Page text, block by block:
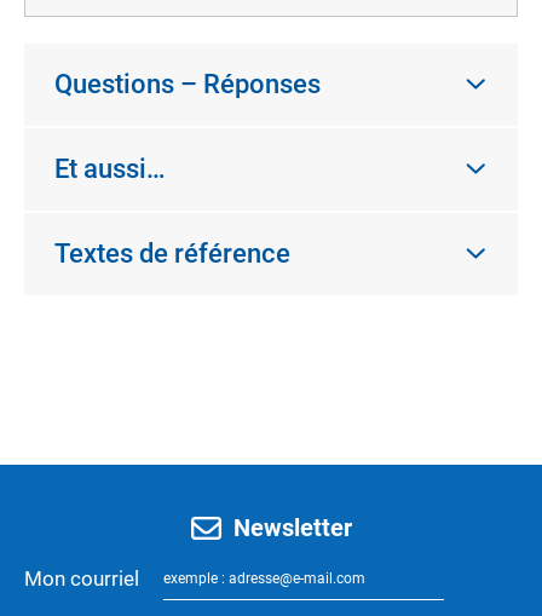
Questions – Réponses
Et aussi…
Textes de référence
Newsletter
Mon courriel